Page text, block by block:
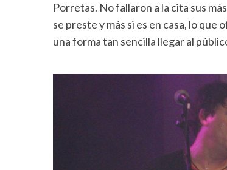
Porretas. No fallaron a la cita sus
se preste y más si es en casa, lo
una forma tan sencilla llegar al